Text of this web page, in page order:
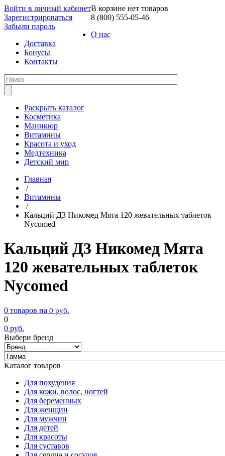
Войти в личный кабинет
Зарегистрироваться
Забыли пароль
В корзине нет товаров
8 (800) 555-05-46
О нас
Доставка
Бонусы
Контакты
Раскрыть каталог
Косметика
Маникюр
Витамины
Красота и уход
Медтехника
Детский мир
Главная
/
Витамины
/
Кальций Д3 Никомед Мята 120 жевательных таблеток
Nycomed
Кальций Д3 Никомед Мята
120 жевательных таблеток
Nycomed
0 товаров на 0 руб.
0
0 руб.
Выбери бренд
Каталог товаров
Для похудения
Для кожи, волос, ногтей
Для беременных
Для женщин
Для мужчин
Для детей
Для красоты
Для суставов